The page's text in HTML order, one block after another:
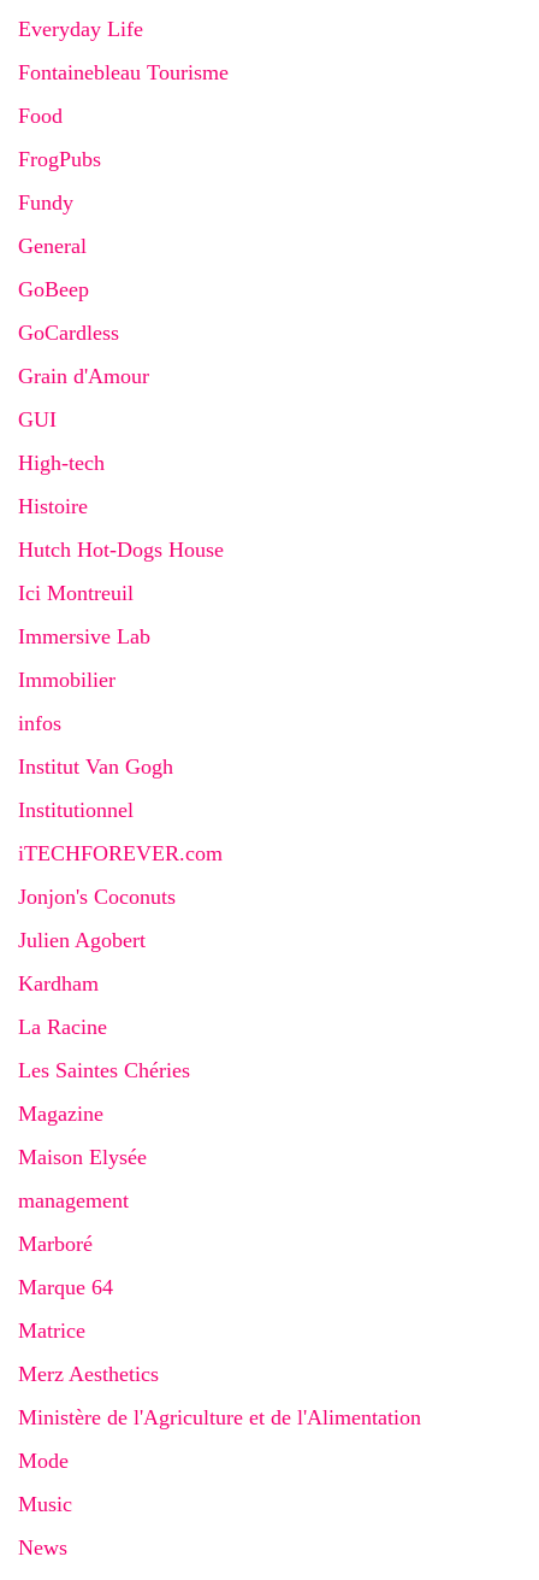
Everyday Life
Fontainebleau Tourisme
Food
FrogPubs
Fundy
General
GoBeep
GoCardless
Grain d'Amour
GUI
High-tech
Histoire
Hutch Hot-Dogs House
Ici Montreuil
Immersive Lab
Immobilier
infos
Institut Van Gogh
Institutionnel
iTECHFOREVER.com
Jonjon's Coconuts
Julien Agobert
Kardham
La Racine
Les Saintes Chéries
Magazine
Maison Elysée
management
Marboré
Marque 64
Matrice
Merz Aesthetics
Ministère de l'Agriculture et de l'Alimentation
Mode
Music
News